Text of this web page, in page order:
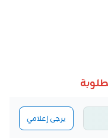
يرجى إعلامي